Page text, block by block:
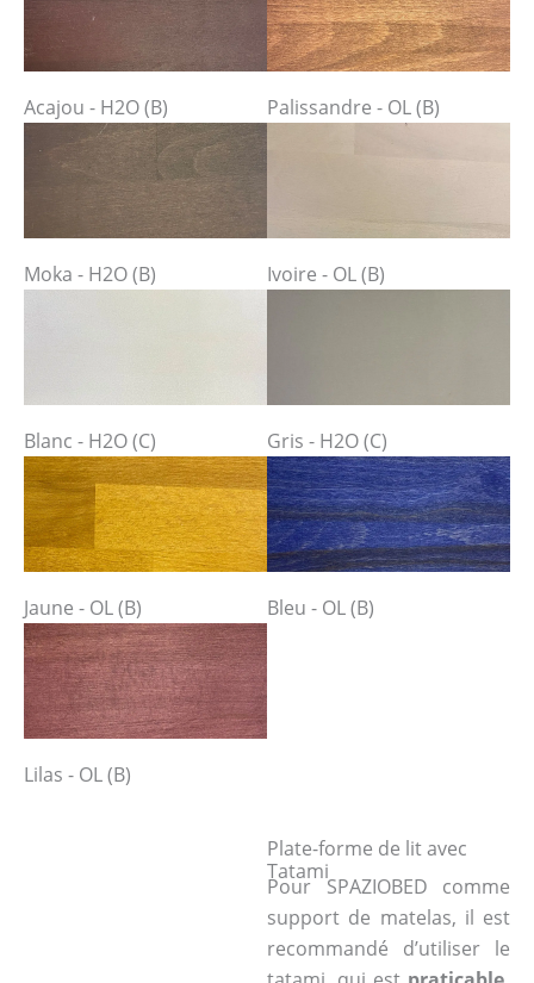
Acajou - H2O (B) Palissandre - OL (B)
Moka - H2O (B) Ivoire - OL (B)
Blanc - H2O (C) Gris - H2O (C)
Jaune - OL (B) Bleu - OL (B)
Lilas - OL (B)
Plate-forme de lit avec
Tatami
Pour SPAZIOBED comme
support de matelas, il est
recommandé d’utiliser le